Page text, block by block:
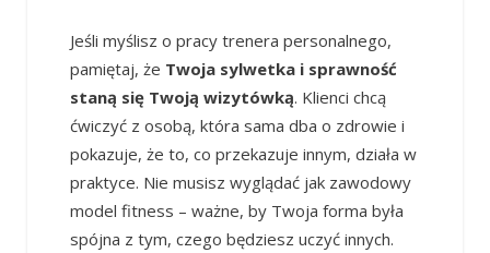
Jeśli myślisz o pracy trenera personalnego,
pamiętaj, że Twoja sylwetka i sprawność
staną się Twoją wizytówką. Klienci chcą
ćwiczyć z osobą, która sama dba o zdrowie i
pokazuje, że to, co przekazuje innym, działa w
praktyce. Nie musisz wyglądać jak zawodowy
model fitness – ważne, by Twoja forma była
spójna z tym, czego będziesz uczyć innych.